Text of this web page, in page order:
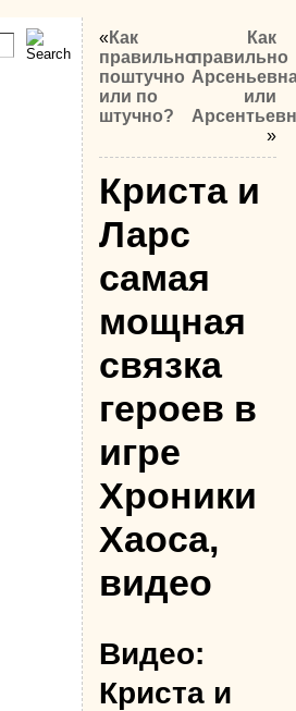
«Как
правильно
поштучно
или по
штучно?
Как
правильно
или
»
Криста и
Ларс
самая
мощная
связка
героев в
игре
Хроники
Хаоса,
видео
Видео:
Криста и